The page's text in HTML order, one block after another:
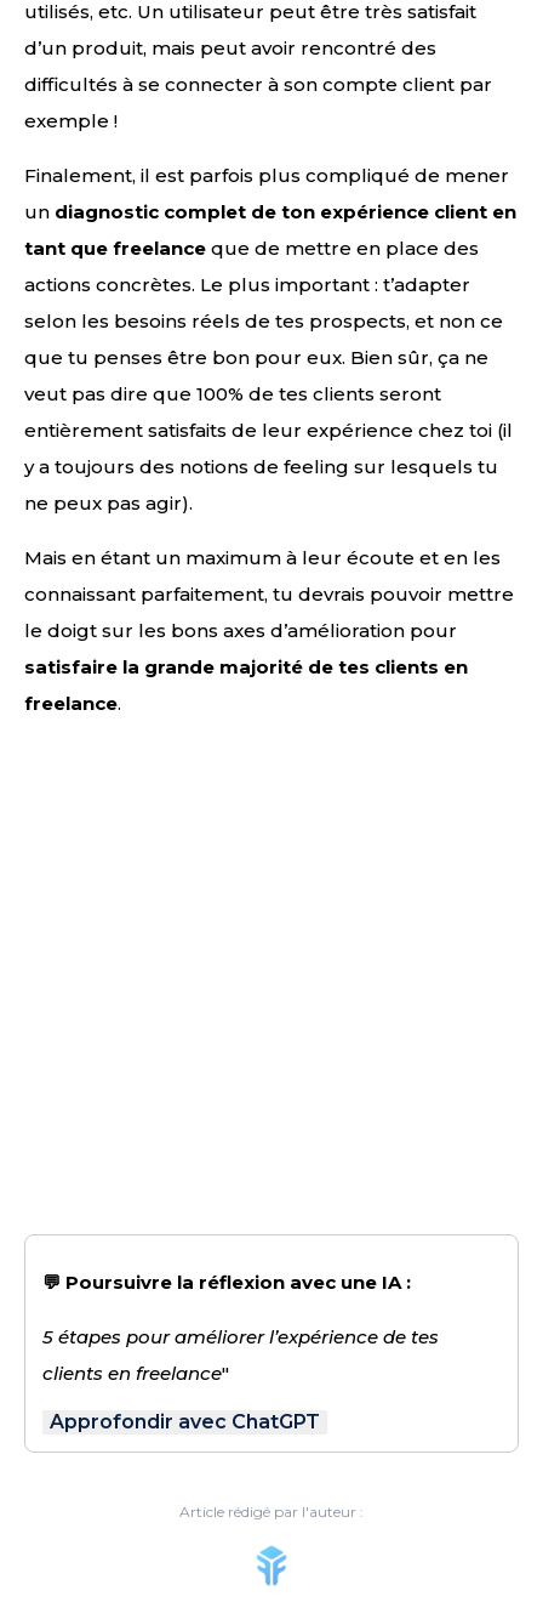
utilisés, etc. Un utilisateur peut être très satisfait
d’un produit, mais peut avoir rencontré des
difficultés à se connecter à son compte client par
exemple !
Finalement, il est parfois plus compliqué de mener
un diagnostic complet de ton expérience client en
tant que freelance que de mettre en place des
actions concrètes. Le plus important : t’adapter
selon les besoins réels de tes prospects, et non ce
que tu penses être bon pour eux. Bien sûr, ça ne
veut pas dire que 100% de tes clients seront
entièrement satisfaits de leur expérience chez toi (il
y a toujours des notions de feeling sur lesquels tu
ne peux pas agir).
Mais en étant un maximum à leur écoute et en les
connaissant parfaitement, tu devrais pouvoir mettre
le doigt sur les bons axes d’amélioration pour
satisfaire la grande majorité de tes clients en
freelance.
💬 Poursuivre la réflexion avec une IA :
5 étapes pour améliorer l’expérience de tes
clients en freelance"
Approfondir avec ChatGPT
Article rédigé par l'auteur :